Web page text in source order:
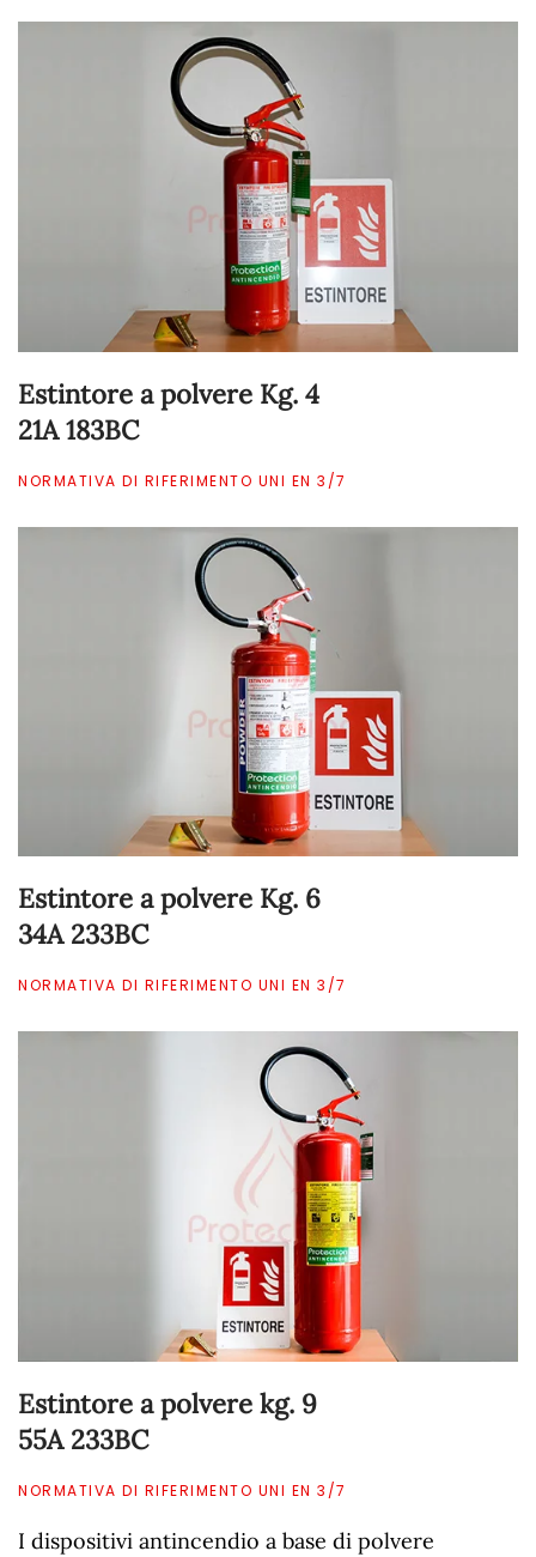
Estintore a polvere Kg. 4
21A 183BC
NORMATIVA DI RIFERIMENTO UNI EN 3/7
Estintore a polvere Kg. 6
34A 233BC
NORMATIVA DI RIFERIMENTO UNI EN 3/7
Estintore a polvere kg. 9
55A 233BC
NORMATIVA DI RIFERIMENTO UNI EN 3/7
I dispositivi antincendio a base di polvere